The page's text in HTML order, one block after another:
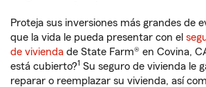
Proteja sus inversiones más grandes de
que la vida le pueda presentar con el
de vivienda de State Farm® en Covina,
está cubierto?1 Su seguro de vivienda le
reparar o reemplazar su vivienda, así